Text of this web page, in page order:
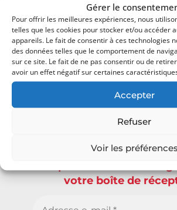
Gérer le
Pour offrir les meilleures expériences, nous
telles que les cookies pour stocker et/ou accéder
appareils. Le fait de consentir à ces technologies
des données telles que le comportement de
sur ce site. Le fait de ne pas consentir ou de
avoir un effet négatif sur certaines
Accepter
Refuser
Voir les préférences
En envoyant vos informations, vous nous
articles. Vous pouvez vous désabonner à tout
Abonnez-vous
Ravi de vous
Inscrivez-vous pour
votre boîte de